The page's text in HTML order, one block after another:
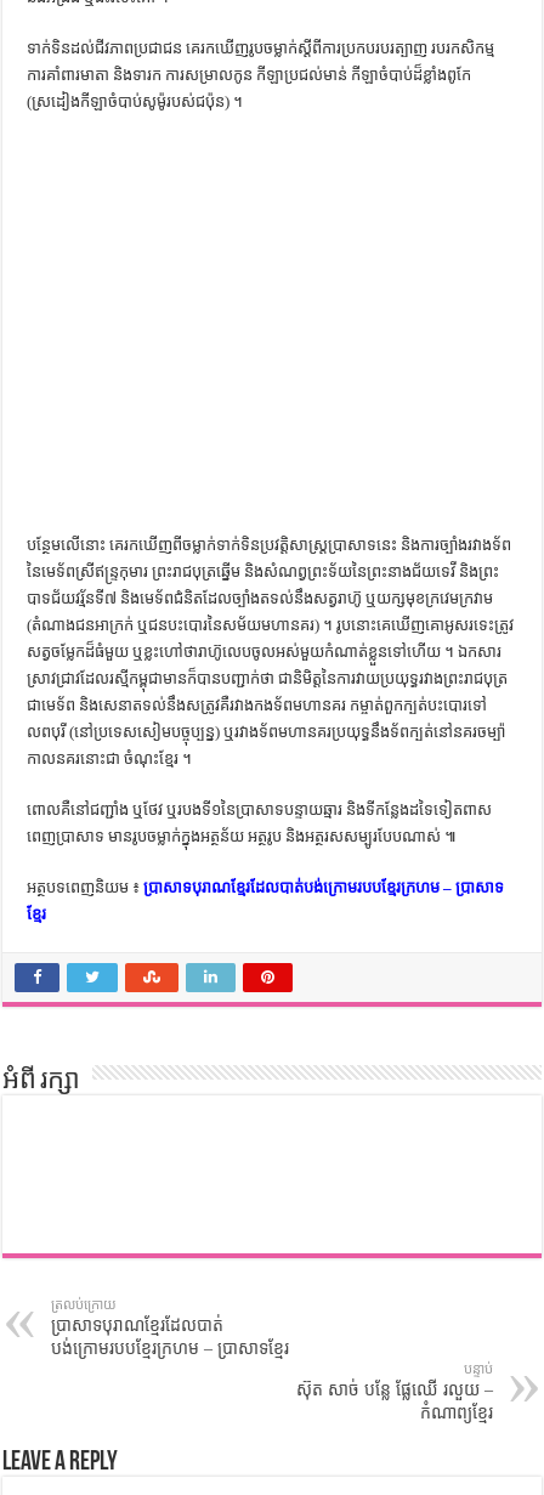
ទាក់ទិន​ដល់​ជីវភាព​ប្រជាជន​ គេ​រក​ឃើញ​រូបចម្លាក់​ស្ដីពី​ការ​ប្រកប​របរ​ត្បាញ​ ​របរ​កសិកម្ម​ ​
ការ​គាំពារ​មាតា​ និង​ទារក​ ​ការ​សម្រាលកូន​ កីឡា​ប្រជល់​មាន់​ ​កីឡា​ចំបាប់​ដ៏​ខ្លាំងពូកែ​
(ស្រដៀង​កីឡា​ចំបាប់​សូម៉ូ​របស់​ជប៉ុន) ។
បន្ថែម​លើ​នោះ​ គេ​រក​ឃើញ​ពី​ចម្លាក់​ទាក់ទិន​ប្រវត្ដិសាស្ដ្រ​ប្រាសាទ​នេះ​ និង​ការ​ច្បាំង​រវាង​ទ័ព​
នៃ​មេទ័ព​ស្រីឥន្ទ្រកុមារ​ ព្រះរាជបុត្រ​ឆ្នើម​ និង​សំណព្វ​ព្រះ​ទ័យ​នៃ​ព្រះ​នាង​ជ័យទេវី​ និង​ព្រះ
បាទ​ជ័យវរ្ម័ន​ទី​៧​ ​និង​មេទ័ព​ជំនិត​ដែល​ច្បាំង​តទល់​នឹង​សត្វ​រាហ៊ូ​ ​ឬ​យក្ស​មុខ​ក្រវេមក្រវាម​
(តំណាង​ជន​អាក្រក់​ ឬ​ជន​បះបោរ​នៃ​សម័យ​មហានគរ) ។ រូប​នោះ​គេ​ឃើញ​គោ​អូស​រទេះ​ត្រូវ​
សត្វ​ចម្លែក​ដ៏​ធំ​មួយ​ ​ឬ​ខ្លះ​ហៅ​ថា​រាហ៊ូ​លេប​ចូល​អស់​មួយ​កំណាត់​ខ្លួន​ទៅ​ហើយ ។​ ​ឯកសារ​
ស្រាវជ្រាវ​ដែល​រស្មីកម្ពុជា​មាន​ក៏​បាន​បញ្ជាក់​ថា​ ជា​និមិត្ដ​នៃ​ការ​វាយ​ប្រយុទ្ធ​រវាង​ព្រះរាជបុត្រ​
ជា​មេទ័ព​ និង​សេនា​តទល់​នឹង​សត្រូវ​គឺ​រវាង​កងទ័ព​មហានគរ​ ​កម្ចាត់​ពួក​ក្បត់​បះបោរ​ទៅ​
លពបុរី​ (នៅ​ប្រទេស​សៀម​បច្ចុប្បន្ន) ឬ​រវាង​ទ័ព​មហានគរ​ប្រយុទ្ធ​នឹង​ទ័ព​ក្បត់​នៅ​នគរ​ចម្ប៉ា​
កាល​នគរ​នោះ​ជា​ ចំណុះ​ខ្មែរ ។
ពោល​គឺ​នៅ​ជញ្ជាំង​ ​ឬ​ថែវ​ ​ឬ​របង​ទី​១​នៃ​ប្រាសាទ​បន្ទាយឆ្មារ​ និង​ទីកន្លែង​ដទៃ​ទៀត​ពាស
ពេញ​ប្រាសាទ​ ​មាន​រូបចម្លាក់​ក្នុង​អត្ថន័យ​ អត្ថរូប​ និង​អត្ថរស​សម្បូរ​បែប​ណាស់ ៕
អត្ថបទពេញនិយម ៖ប្រាសាទបុរាណខ្មែរដែលបាត់បង់ក្រោមរបបខ្មែរក្រហម – ប្រាសាទ
ខ្មែរ
អំពី រក្សា
ត្រលប់ក្រោយ
ប្រាសាទបុរាណខ្មែរដែលបាត់
បង់ក្រោមរបបខ្មែរក្រហម – ប្រាសាទខ្មែរ
បន្ទាប់
ស៊ុត សាច់ បន្លែ ផ្លែឈើ រលួយ –
កំណាព្យខ្មែរ
Leave a Reply